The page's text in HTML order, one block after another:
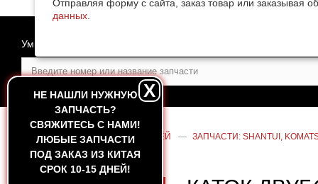
Отправляя форму с сайта, заказ товар или заказывая
данных
НЕ НАШЛИ НУЖНУЮ
ЗАПЧАСТЬ?
CВЯЖИТЕСЬ С НАМИ!
ЛЮБЫЕ ЗАПЧАСТИ
ПОД ЗАКАЗ ИЗ КИТАЯ
СРОК 10-15 ДНЕЙ!
X
Умный поиск
ГЛАВНАЯ — КАТАЛОГ ЗАПЧАСТЕЙ — ЗАПЧАСТИ: SHANTUI,
SD22 / SD23, KOMATSU D85A